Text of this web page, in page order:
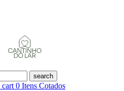
search
0 Itens Cotados